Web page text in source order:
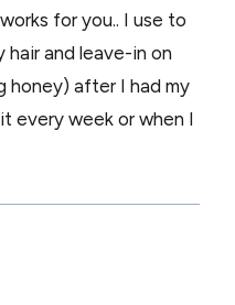
for you.. I use to
and leave-in on
honey) after I had my
every week or when I